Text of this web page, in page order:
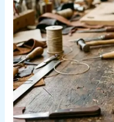
guia
practica